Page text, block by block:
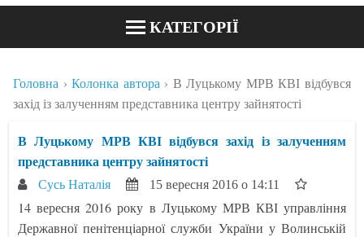
КАТЕГОРІЇ
БЛОГИ
КОНТАКТИ
Головна Колонка автора
В Луцькому МРВ КВІ відбувся
захід із залученням представника центру зайнятості
В Луцькому МРВ КВІ відбувся захід із залученням
представника центру зайнятості
Сусь Наталія 15 вересня 2016 о 14:11
14 вересня 2016 року в Луцькому МРВ КВІ управління
Державної пенітенціарної служби України у Волинській